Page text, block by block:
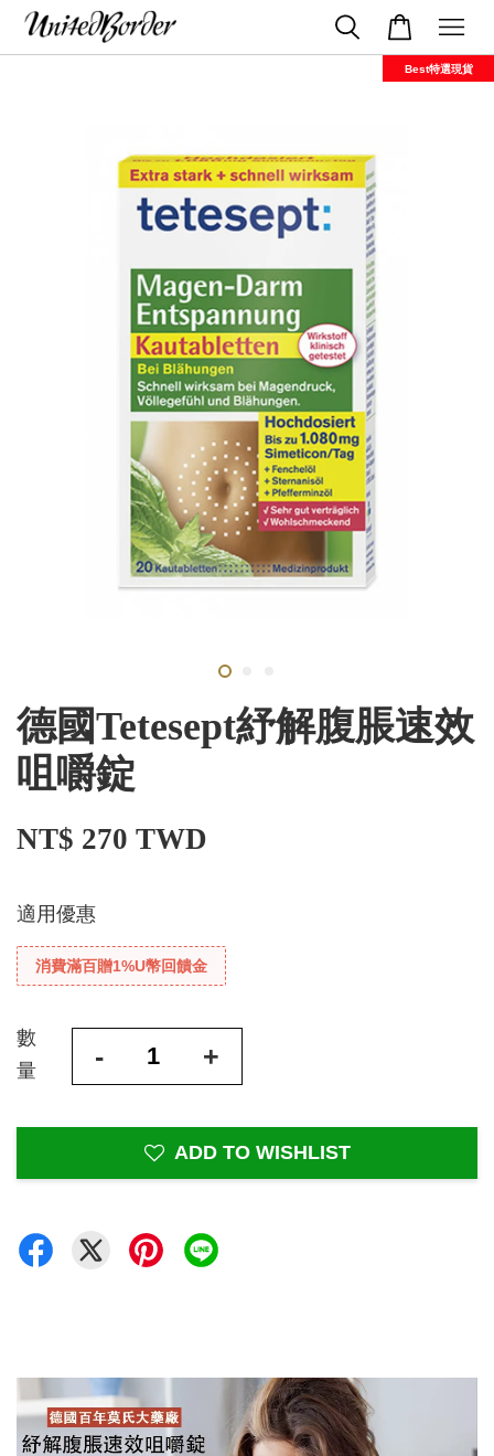
Best特選現貨
德國Tetesept紓解腹脹速效
咀嚼錠
NT$ 270 TWD
適用優惠
消費滿百贈1%U幣回饋金
數
量
- +
ADD TO WISHLIST